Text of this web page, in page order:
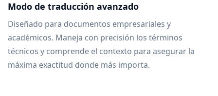
Modo de traducción avanzado
Diseñado para documentos empresariales y
académicos. Maneja con precisión los términos
técnicos y comprende el contexto para asegurar la
máxima exactitud donde más importa.